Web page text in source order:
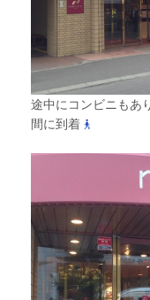
途中にコンビニもあ
間に到着